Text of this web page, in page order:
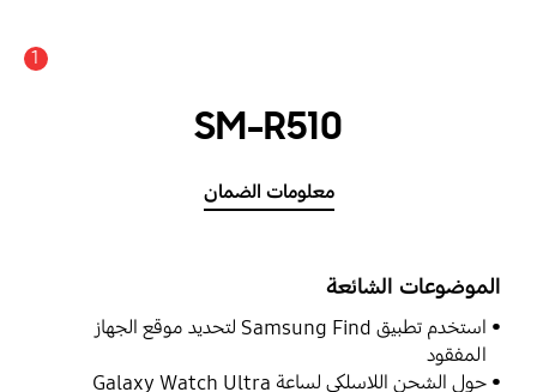
1
SM-R510
معلومات الضمان
الموضوعات الشائعة
استخدم تطبيق Samsung Find لتحديد موقع الجهاز
المفقود
حول الشحن اللاسلكي لساعة Galaxy Watch Ultra